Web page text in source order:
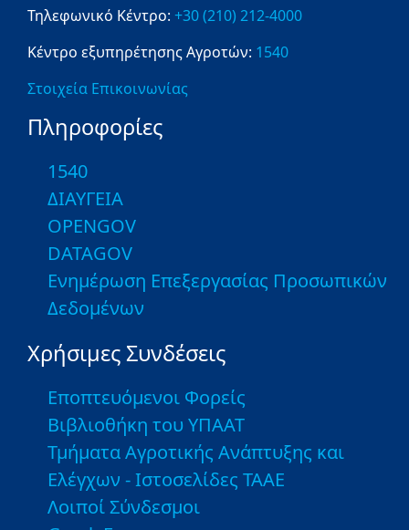
Τηλεφωνικό Κέντρο: +30 (210) 212-4000
Κέντρο εξυπηρέτησης Αγροτών: 1540
Στοιχεία Επικοινωνίας
Πληροφορίες
1540
ΔΙΑΥΓΕΙΑ
OPENGOV
DATAGOV
Ενημέρωση Επεξεργασίας Προσωπικών
Δεδομένων
Χρήσιμες Συνδέσεις
Εποπτευόμενοι Φορείς
Βιβλιοθήκη του ΥΠΑΑΤ
Τμήματα Αγροτικής Ανάπτυξης και
Ελέγχων - Ιστοσελίδες ΤΑΑΕ
Λοιποί Σύνδεσμοι